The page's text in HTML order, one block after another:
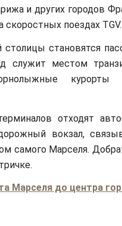
и других городов
поездах TGV.
становятся
служит местом
отходят
вокзал,
самого Марселя.
Марселя до центра